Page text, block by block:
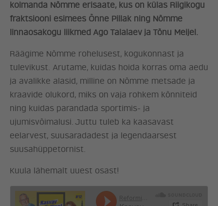
kolmanda Nõmme erisaate, kus on külas Riigikogu
fraktsiooni esimees Õnne Pillak ning Nõmme
linnaosakogu liikmed Ago Talalaev ja Tõnu Meijel.
Räägime Nõmme rohelusest, kogukonnast ja
tulevikust. Arutame, kuidas hoida korras oma aedu
ja avalikke alasid, milline on Nõmme metsade ja
kraavide olukord, miks on vaja rohkem kõnniteid
ning kuidas parandada sportimis- ja
ujumisvõimalusi. Juttu tuleb ka kaasavast
eelarvest, suusaradadest ja legendaarsest
suusahüppetornist.
Kuula lähemalt uuest osast!